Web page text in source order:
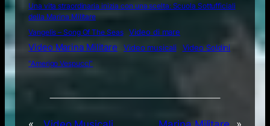
Una vita straordinaria inizia con una scelta: Scuola Sottufficiali
della Marina Militare
Vangelis – Song Of The Seas
Video di mare
Video Marina Militare Video musicali
Video Soldini
“Amerigo Vespucci”